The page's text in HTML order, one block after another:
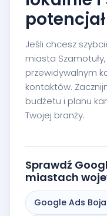
Jeśli chcesz
miasta
przewidywalnym
kontaktów.
budżetu i planu
Twojej branży.
Sprawdź
miastach
Google Ads